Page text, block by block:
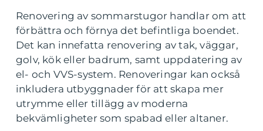
Renovering av sommarstugor handlar om att
förbättra och förnya det befintliga boendet.
Det kan innefatta renovering av tak, väggar,
golv, kök eller badrum, samt uppdatering av
el- och VVS-system. Renoveringar kan också
inkludera utbyggnader för att skapa mer
utrymme eller tillägg av moderna
bekvämligheter som spabad eller altaner.